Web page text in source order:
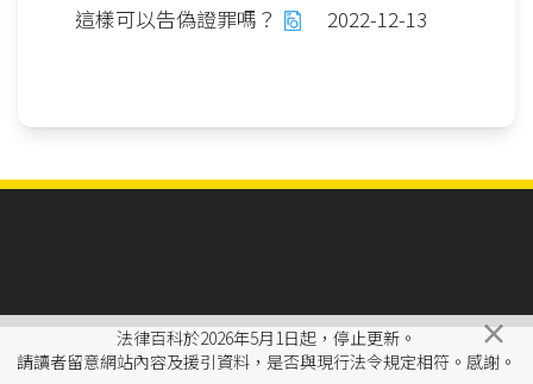
這樣可以告偽證罪嗎？ 2022-12-13
法律百科於2026年5月1日起，停止更新。
請讀者留意網站內容及援引資料，是否與現行法令規定相符。感謝。
×